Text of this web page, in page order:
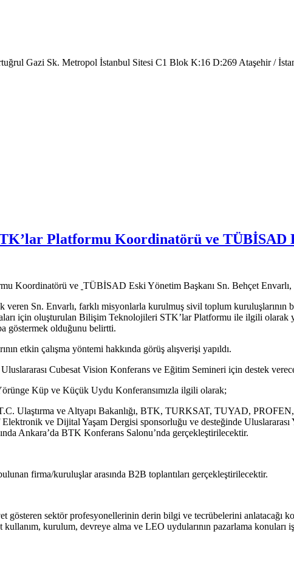
Gazi Sk. Metropol İstanbul Sitesi C1 Blok K:16 D:269 Ataşehir /
Platformu Koordinatörü ve TÜBİSAD
Koordinatörü ve TÜBİSAD Eski Yönetim Başkanı Sn. Behçet
Sn. Envarlı, farklı misyonlarla kurulmuş sivil toplum kuruluşlarının
için oluşturulan Bilişim Teknolojileri STK’lar Platformu ile ilgili olarak
göstermek olduğunu belirtti.
etkin çalışma yöntemi hakkında görüş alışverişi yapıldı.
Uluslararası Cubesat Vision Konferans ve Eğitim Semineri için destek
Küp ve Küçük Uydu Konferansımızla ilgili olarak;
Ulaştırma ve Altyapı Bakanlığı, BTK, TURKSAT, TUYAD,
ve Dijital Yaşam Dergisi sponsorluğu ve desteğinde
Ankara’da BTK Konferans Salonu’nda gerçekleştirilecektir.
firma/kuruluşlar arasında B2B toplantıları gerçekleştirilecektir.
gösteren sektör profesyonellerinin derin bilgi ve tecrübelerini anlatacağı
kurulum, devreye alma ve LEO uydularının pazarlama konuları